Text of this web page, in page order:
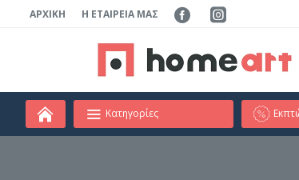
ΑΡΧΙΚΉ Η ΕΤΑΙΡΕΊΑ ΜΑΣ
Κατηγορίες